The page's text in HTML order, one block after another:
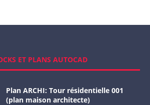
ET PLANS AUTOCAD
Plan ARCHI: Tour résidentielle 001
(plan maison architecte)